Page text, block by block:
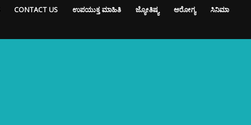
CONTACT US ಉಪಯುಕ್ತ ಮಾಹಿತಿ ಜ್ಯೋತಿಷ್ಯ ಆರೋಗ್ಯ ಸಿನಿಮಾ